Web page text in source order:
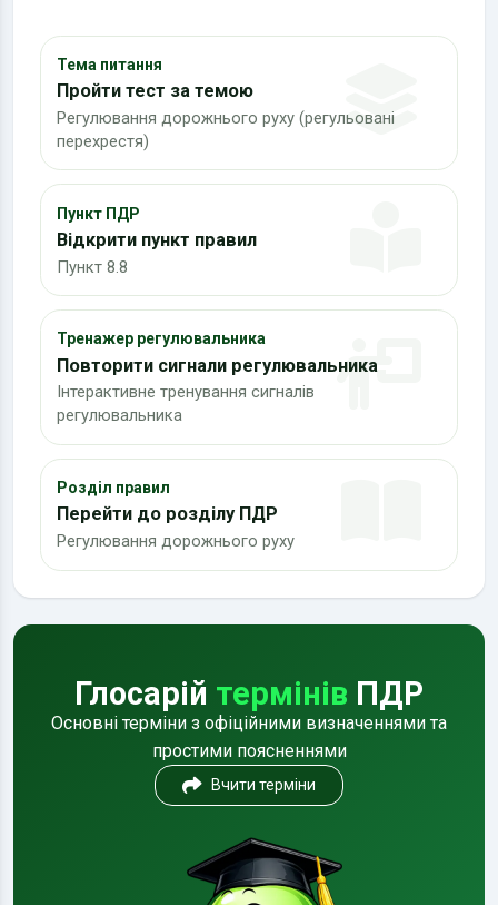
Тема питання
Пройти тест за темою
Регулювання дорожнього руху (регульовані
перехрестя)
Пункт ПДР
Відкрити пункт правил
Пункт 8.8
Тренажер регулювальника
Повторити сигнали регулювальника
Інтерактивне тренування сигналів
регулювальника
Розділ правил
Перейти до розділу ПДР
Регулювання дорожнього руху
Глосарій термінів ПДР
Основні терміни з офіційними визначеннями та
простими поясненнями
Вчити терміни